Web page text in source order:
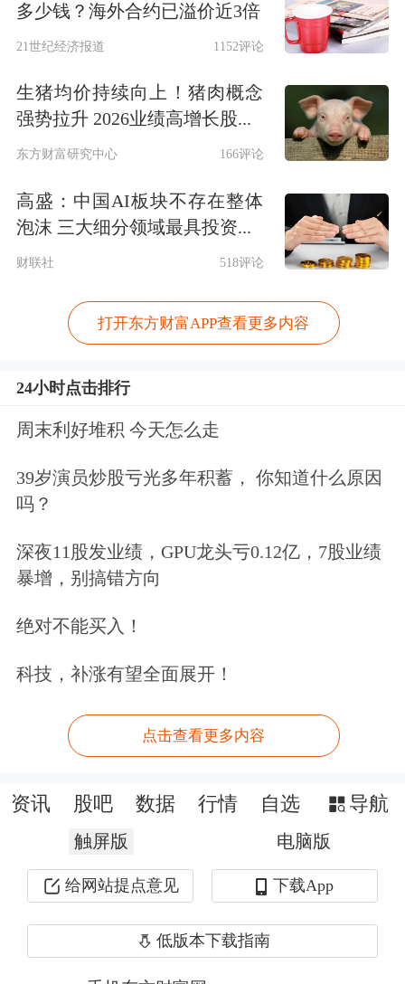
点发生在2023年。”江变科技总经理助
理、海外营销中心总经理陈逸芳告诉记
者，2023年之前公司交付海外设备占比
仅20%至30%，随后持续增长，2026年
在手订单中，海外发运设备金额已突破
6亿元。
这一趋势在行业层面也得到了印证。三
星电气表示，2023年以来公司陆续中标
希腊、墨西哥、巴西、匈牙利、荷兰等
年一季度先后中标了巴拉圭、加拿大、
波多黎各等地的变压器订单，进一步拓
展海外市场。
作为行业领军企业，特变电工2025年前
月公告中标沙特电力
单，主要产品是超高压、高压电力变压
器及电抗器。
特变电工总经理种衍民日前在业绩说明
会上表示，2026年一季度公司输变电单
机产品国际订单约6.21亿美元，与去年
同期相比增长约30%。沙特项目已开始
匹配具体订单，目前已匹配9400万美
多少钱？海外合约已溢价近3倍
21世纪经济报道 1152评论
生猪均价持续向上！猪肉概念
强势拉升 2026业绩高增长股...
东方财富研究中心 166评论
高盛：中国AI板块不存在整体
泡沫 三大细分领域最具投资...
财联社 518评论
打开东方财富APP查看更多内容
24小时点击排行
周末利好堆积 今天怎么走
39岁演员炒股亏光多年积蓄， 你知道什么原因
吗？
深夜11股发业绩，GPU龙头亏0.12亿，7股业绩
暴增，别搞错方向
绝对不能买入！
科技，补涨有望全面展开！
点击查看更多内容
资讯 股吧 数据 行情 自选 导航
触屏版 电脑版
给网站提点意见 下载App
低版本下载指南